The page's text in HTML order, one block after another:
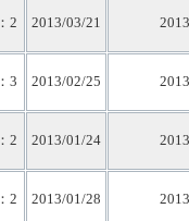
2
2013/03/21
3
2013/02/25
2
2013/01/24
2
2013/01/28